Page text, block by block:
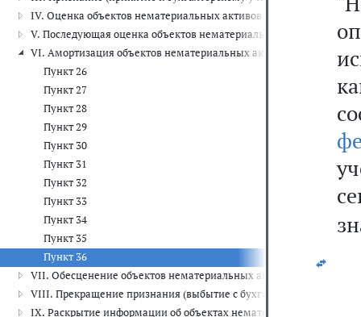
IV. Оценка объектов нематериальных активов при их признании
V. Последующая оценка объектов нематериальных активов
VI. Амортизация объектов нематериальных активов
Пункт 26
Пункт 27
Пункт 28
Пункт 29
Пункт 30
Пункт 31
Пункт 32
Пункт 33
Пункт 34
Пункт 35
Пункт 36
VII. Обесценение объектов нематериальных активов
VIII. Прекращение признания (выбытие с бухгалтерского учета)
IX. Раскрытие информации об объектах нематериальных активов